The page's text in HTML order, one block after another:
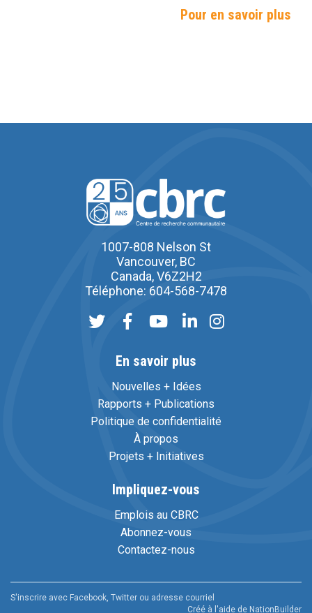
Pour en savoir plus
1007-808 Nelson St
Vancouver, BC
Canada, V6Z2H2
Téléphone: 604-568-7478
En savoir plus
Nouvelles + Idées
Rapports + Publications
Politique de confidentialité
À propos
Projets + Initiatives
Impliquez-vous
Emplois au CBRC
Abonnez-vous
Contactez-nous
S'inscrire avec Facebook, Twitter ou adresse courriel
Créé à l'aide de NationBuilder